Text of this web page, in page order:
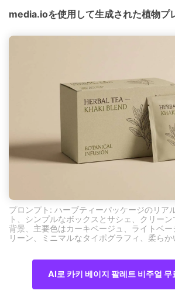
media.ioを使用して生成された植物プ
プロンプト: ハーブティーパッケージのリア
ト、シンプルなボックスとサシェ、クリー
背景、主要色はカーキベージュ、ライトベ
リーン、ミニマルなタイポグラフィ、柔ら
AI로 카키 베이지 팔레트 비주얼 무